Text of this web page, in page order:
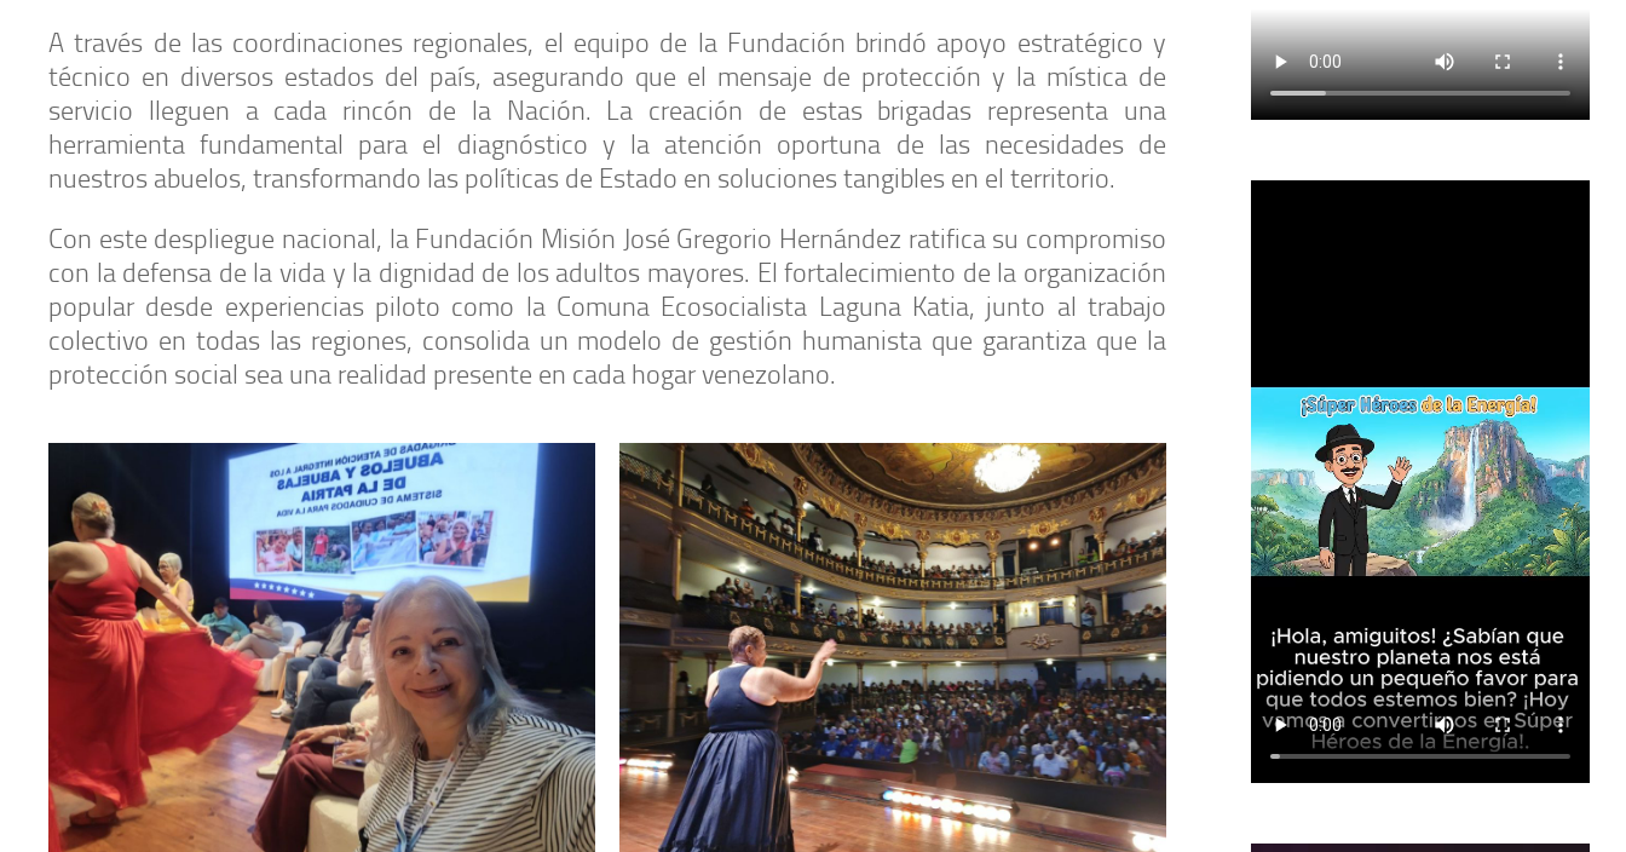
A través de las coordinaciones regionales, el equipo de la Fundación brindó apoyo estratégico y
técnico en diversos estados del país, asegurando que el mensaje de protección y la mística de
servicio lleguen a cada rincón de la Nación. La creación de estas brigadas representa una
herramienta fundamental para el diagnóstico y la atención oportuna de las necesidades de
nuestros abuelos, transformando las políticas de Estado en soluciones tangibles en el territorio.
Con este despliegue nacional, la Fundación Misión José Gregorio Hernández ratifica su compromiso
con la defensa de la vida y la dignidad de los adultos mayores. El fortalecimiento de la organización
popular desde experiencias piloto como la Comuna Ecosocialista Laguna Katia, junto al trabajo
colectivo en todas las regiones, consolida un modelo de gestión humanista que garantiza que la
protección social sea una realidad presente en cada hogar venezolano.